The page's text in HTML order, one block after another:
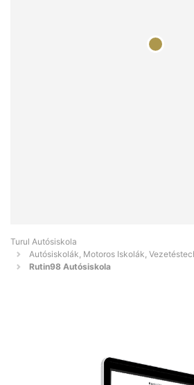
Turul Autósiskola
Autósiskolák, Motoros Iskolák,
Rutin98 Autósiskola